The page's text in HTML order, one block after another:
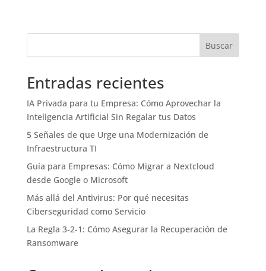
Buscar
Entradas recientes
IA Privada para tu Empresa: Cómo Aprovechar la
Inteligencia Artificial Sin Regalar tus Datos
5 Señales de que Urge una Modernización de
Infraestructura TI
Guía para Empresas: Cómo Migrar a Nextcloud
desde Google o Microsoft
Más allá del Antivirus: Por qué necesitas
Ciberseguridad como Servicio
La Regla 3-2-1: Cómo Asegurar la Recuperación de
Ransomware